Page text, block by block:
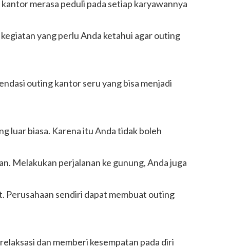
merasa peduli pada setiap karyawannya
yang perlu Anda ketahui agar outing
outing kantor seru yang bisa menjadi
luar biasa. Karena itu Anda tidak boleh
Melakukan perjalanan ke gunung, Anda juga
Perusahaan sendiri dapat membuat outing
dan memberi kesempatan pada diri